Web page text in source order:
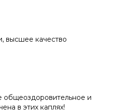
высшее качество
общеоздоровительное и
в этих каплях!